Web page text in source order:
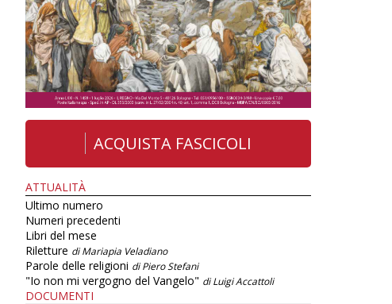
ACQUISTA FASCICOLI
ATTUALITÀ
Ultimo numero
Numeri precedenti
Libri del mese
Riletture di Mariapia Veladiano
Parole delle religioni di Piero Stefani
"Io non mi vergogno del Vangelo" di Luigi Accattoli
DOCUMENTI